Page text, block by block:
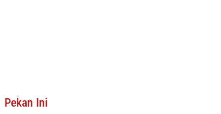
Pekan Ini